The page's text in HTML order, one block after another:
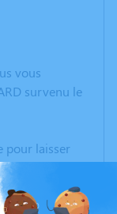
vous
survenu le
pour laisser
une
des
lieu